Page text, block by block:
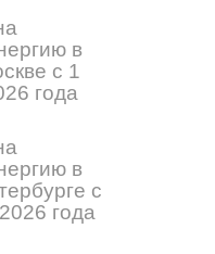
в
с 1
года
в
с
года